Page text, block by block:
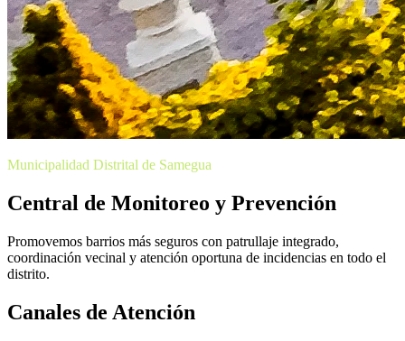
Municipalidad Distrital de Samegua
Central de Monitoreo y Prevención
Promovemos barrios más seguros con patrullaje integrado,
coordinación vecinal y atención oportuna de incidencias en todo el
distrito.
Canales de Atención